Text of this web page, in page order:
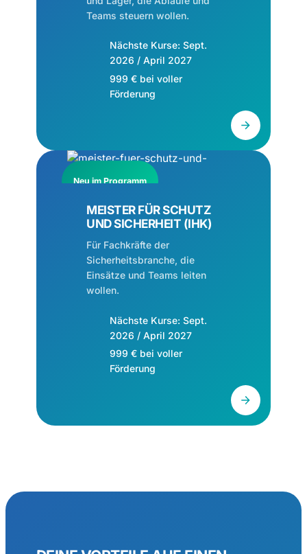
Teams steuern wollen.
Nächste Kurse: Sept.
2026 / April 2027
999 € bei voller
Förderung
Neu im Programm
MEISTER FÜR SCHUTZ
UND SICHERHEIT (IHK)
Für Fachkräfte der
Sicherheitsbranche, die
Einsätze und Teams leiten
wollen.
Nächste Kurse: Sept.
2026 / April 2027
999 € bei voller
Förderung